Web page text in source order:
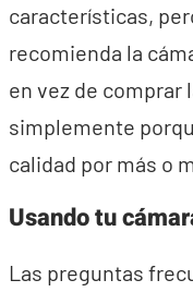
características,
recomienda la
en vez de comprar
simplemente
calidad por más o
Usando tu
Las preguntas